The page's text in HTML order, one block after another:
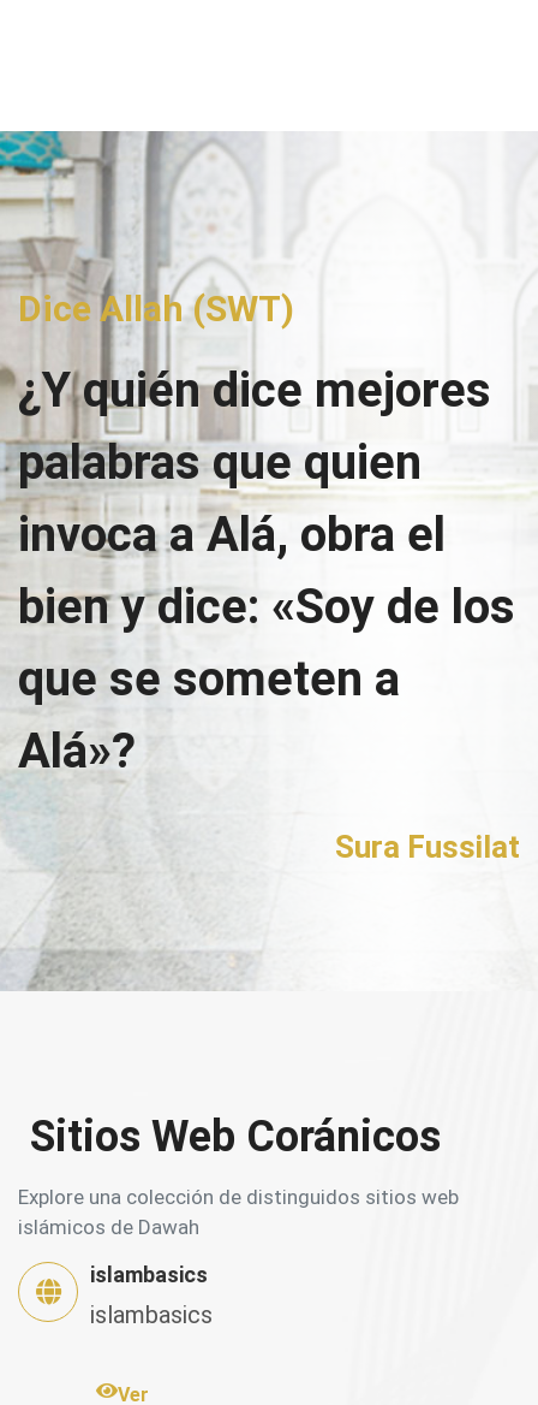
Dice Allah (SWT)
¿Y quién dice mejores
palabras que quien
invoca a Alá, obra el
bien y dice: «Soy de los
que se someten a
Alá»?
Sura Fussilat
Sitios Web Coránicos
Explore una colección de distinguidos sitios web
islámicos de Dawah
islambasics
islambasics
Ver